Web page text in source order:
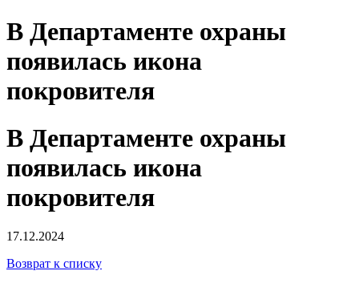
В Департаменте охраны
появилась икона
покровителя
В Департаменте охраны
появилась икона
покровителя
17.12.2024
Возврат к списку